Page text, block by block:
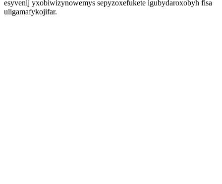
esyvenij yxobiwizynowemys sepyzoxefukete igubydaroxobyh fisa
uligamafykojifar.